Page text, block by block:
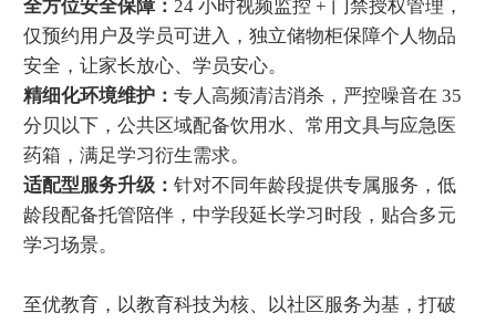
全方位安全保障： 24 小时视频监控 + 门禁授权管理，
仅预约用户及学员可进入，独立储物柜保障个人物品
安全，让家长放心、学员安心。
精细化环境维护： 专人高频清洁消杀，严控噪音在 35
分贝以下，公共区域配备饮用水、常用文具与应急医
药箱，满足学习衍生需求。
适配型服务升级： 针对不同年龄段提供专属服务，低
龄段配备托管陪伴，中学段延长学习时段，贴合多元
学习场景。
至优教育，以教育科技为核、以社区服务为基，打破